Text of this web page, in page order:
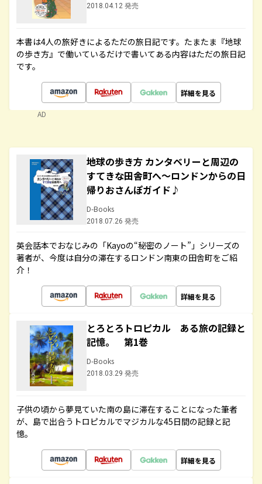
2018.04.12 発売
本書は4人の旅好きによるただの旅日記です。たまたま『地球
の歩き方』で働いているだけで書いてある内容はただの旅日記
です。
詳細を見る
AD
地球の歩き方 カンタベリーと周辺の
すてきな田舎町へ～ロンドンからの日
帰りおさんぽガイド♪
D-Books
2018.07.26 発売
英会話本でおなじみの「Kayoの“秘密のノート”」シリーズの
著者が、今度は自分の滞在するロンドン南東の田舎町をご紹
介！
詳細を見る
とろとろトロピカル ある旅の記録と
記憶。 第1巻
D-Books
2018.03.29 発売
子供の頃から夢見ていた南の島に滞在することになった筆者
が、島で出合うトロピカルでマジカルな45日間の記録と記
憶。
詳細を見る